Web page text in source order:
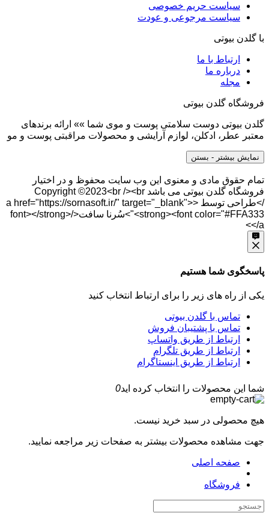
سیاست حریم خصوصی
سیاست مرجوعی و عودت
با گلدن بیوتی
ارتباط با ما
درباره ما
مجله
فروشگاه گلدن بیوتی
گلدن بیوتی دوست سلامتی پوست و موی شما »» ارائه برندهای
معتبر عطر، ادکلن، لوازم آرایشی و محصولات مراقبتی پوست و مو
نمایش بیشتر - بستن
تمام حقوق مادی و معنوی این وب سایت محفوظ و در اختیار
فروشگاه گلدن بیوتی می باشد Copyright ©2023<br /><br
/>طراحی توسط <a href="https://sornasoft.ir/" target="_blank">
<strong><font color="#FFA333">سُرنا سافت</font></strong>
</a>
پاسخگوی شما هستیم
یکی از راه های زیر را برای ارتباط انتخاب کنید
تماس با گلدن بیوتی
تماس با پشتیبان فروش
ارتباط از طریق واتساپ
ارتباط از طریق تلگرام
ارتباط از طریق اینستاگرام
شما این محصولات را انتخاب کرده اید0
هیچ محصولی در سبد خرید نیست.
جهت مشاهده محصولات بیشتر به صفحات زیر مراجعه نمایید.
صفحه اصلی
فروشگاه